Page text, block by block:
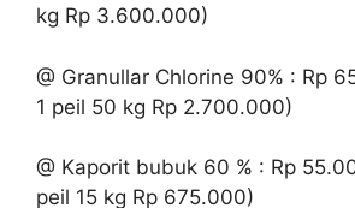
kg Rp 3.600.000)
@ Granullar Chlorine 90% : Rp
1 peil 50 kg Rp 2.700.000)
@ Kaporit bubuk 60 % : Rp
peil 15 kg Rp 675.000)